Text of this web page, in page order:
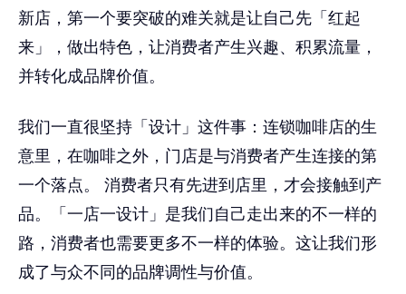
新店，第一个要突破的难关就是让自己先「红起
来」，做出特色，让消费者产生兴趣、积累流量，
并转化成品牌价值。
我们一直很坚持「设计」这件事：连锁咖啡店的生
意里，在咖啡之外，门店是与消费者产生连接的第
一个落点。 消费者只有先进到店里，才会接触到产
品。「一店一设计」是我们自己走出来的不一样的
路，消费者也需要更多不一样的体验。这让我们形
成了与众不同的品牌调性与价值。